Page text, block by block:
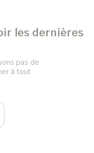
les dernières
pas de
à tout